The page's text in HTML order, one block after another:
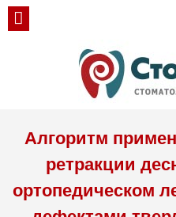
Алгоритм
ретракции
ортопедическом